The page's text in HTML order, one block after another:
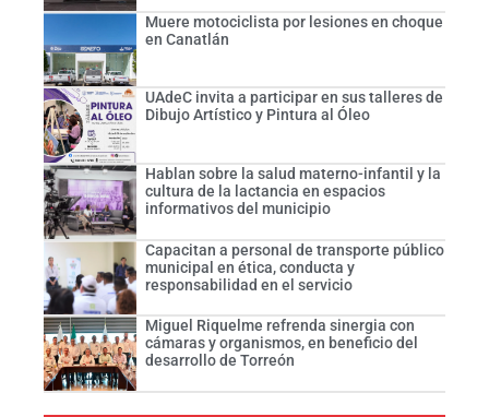
Muere motociclista por lesiones en choque
en Canatlán
UAdeC invita a participar en sus talleres de
Dibujo Artístico y Pintura al Óleo
Hablan sobre la salud materno-infantil y la
cultura de la lactancia en espacios
informativos del municipio
Capacitan a personal de transporte público
municipal en ética, conducta y
responsabilidad en el servicio
Miguel Riquelme refrenda sinergia con
cámaras y organismos, en beneficio del
desarrollo de Torreón